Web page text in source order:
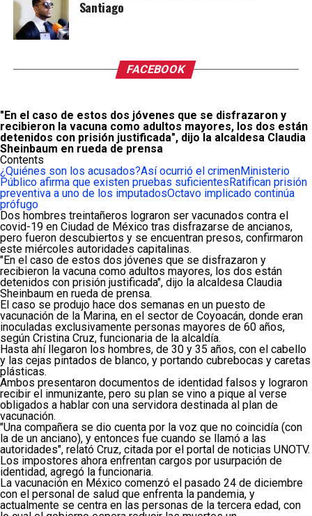
Santiago
FACEBOOK
"En el caso de estos dos jóvenes que se disfrazaron y
recibieron la vacuna como adultos mayores, los dos están
detenidos con prisión justificada", dijo la alcaldesa Claudia
Sheinbaum en rueda de prensa
Contents
¿Quiénes son los acusados?Así ocurrió el crimenMinisterio
Público afirma que existen pruebas suficientes Ratifican prisión
preventiva a uno de los imputadosOctavo implicado continúa
prófugo
Dos hombres treintañeros lograron ser vacunados contra el
covid-19 en Ciudad de México tras disfrazarse de ancianos,
pero fueron descubiertos y se encuentran presos, confirmaron
este miércoles autoridades capitalinas.
"En el caso de estos dos jóvenes que se disfrazaron y
recibieron la vacuna como adultos mayores, los dos están
detenidos con prisión justificada", dijo la alcaldesa Claudia
Sheinbaum en rueda de prensa.
El caso se produjo hace dos semanas en un puesto de
vacunación de la Marina, en el sector de Coyoacán, donde eran
inoculadas exclusivamente personas mayores de 60 años,
según Cristina Cruz, funcionaria de la alcaldía.
Hasta ahí llegaron los hombres, de 30 y 35 años, con el cabello
y las cejas pintados de blanco, y portando cubrebocas y caretas
plásticas.
Ambos presentaron documentos de identidad falsos y lograron
recibir el inmunizante, pero su plan se vino a pique al verse
obligados a hablar con una servidora destinada al plan de
vacunación.
"Una compañera se dio cuenta por la voz que no coincidía (con
la de un anciano), y entonces fue cuando se llamó a las
autoridades", relató Cruz, citada por el portal de noticias UNOTV.
Los impostores ahora enfrentan cargos por usurpación de
identidad, agregó la funcionaria.
La vacunación en México comenzó el pasado 24 de diciembre
con el personal de salud que enfrenta la pandemia, y
actualmente se centra en las personas de la tercera edad, con